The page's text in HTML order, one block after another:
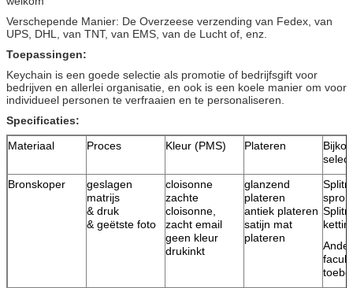
Verschepende Manier: De Overzeese verzending van Fedex, van
UPS, DHL, van TNT, van EMS, van de Lucht of, enz.
Toepassingen:
Keychain is een goede selectie als promotie of bedrijfsgift voor
bedrijven en allerlei organisatie, en ook is een koele manier om voor
individueel personen te verfraaien en te personaliseren.
Specificaties:
Materiaal
Proces Kleur (PMS) Plateren
Bronskoper
geslagen
matrijs
& druk
& geëtste foto
cloisonne
zachte
cloisonne,
zacht email
geen kleur
drukinkt
glanzend
plateren
antiek plateren
satijn mat
plateren